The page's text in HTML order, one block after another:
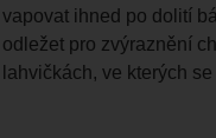
vapovat ihned po dolití
odležet pro zvýraznění
lahvičkách, ve kterých